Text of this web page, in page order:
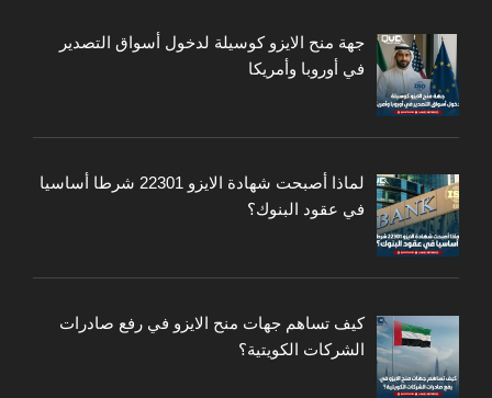
جهة منح الايزو كوسيلة لدخول أسواق التصدير
في أوروبا وأمريكا
لماذا أصبحت شهادة الايزو 22301 شرطا أساسيا
في عقود البنوك؟
كيف تساهم جهات منح الايزو في رفع صادرات
الشركات الكويتية؟